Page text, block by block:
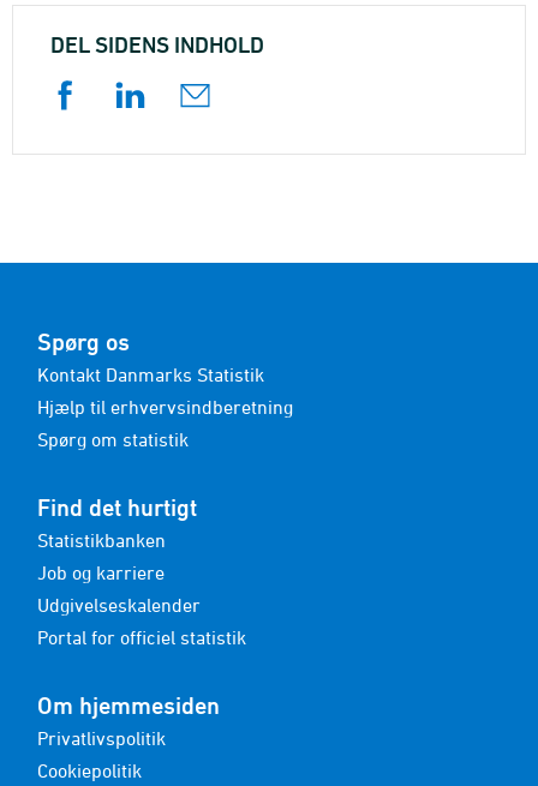
DEL SIDENS INDHOLD
Spørg os
Kontakt Danmarks Statistik
Hjælp til erhvervsindberetning
Spørg om statistik
Find det hurtigt
Statistikbanken
Job og karriere
Udgivelseskalender
Portal for officiel statistik
Om hjemmesiden
Privatlivspolitik
Cookiepolitik